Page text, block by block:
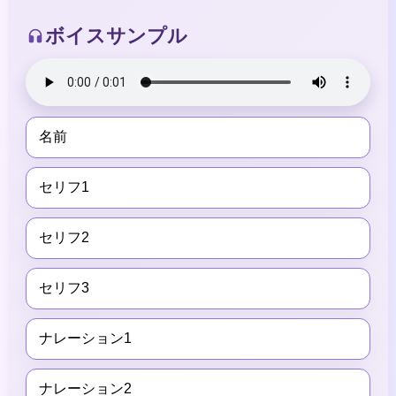
ボイスサンプル
名前
セリフ1
セリフ2
セリフ3
ナレーション1
ナレーション2